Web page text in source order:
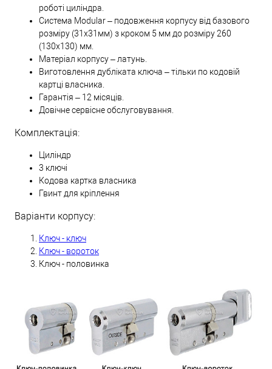
роботі циліндра.
Система Modular – подовження корпусу від базового
розміру (31х31мм) з кроком 5 мм до розміру 260
(130х130) мм.
Матеріал корпусу – латунь.
Виготовлення дубліката ключа – тільки по кодовій
картці власника.
Гарантія – 12 місяців.
Довічне сервісне обслуговування.
Комплектація:
Циліндр
3 ключі
Кодова картка власника
Гвинт для кріплення
Варіанти корпусу:
Ключ - ключ
Ключ - вороток
Ключ - половинка